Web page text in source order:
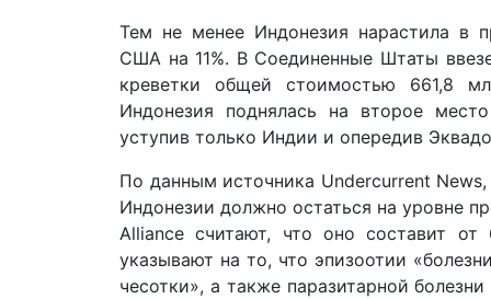
Тем не менее Индонезия нарастила в
США на 11%. В Соединенные Штаты
креветки общей стоимостью 661,8
Индонезия поднялась на второе
уступив только Индии и опередив
По данным источника Undercurrent
Индонезии должно остаться на уровне
Alliance считают, что оно составит
указывают на то, что эпизоотии
чесотки», а также паразитарной